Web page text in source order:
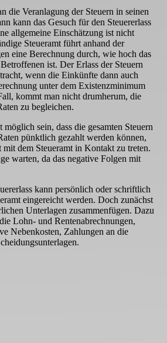
die Veranlagung der Steuern in seinen
kann das Gesuch für den Steuererlass
allgemeine Einschätzung ist nicht
Steueramt führt anhand der
eine Berechnung durch, wie hoch das
ist. Der Erlass der Steuern
wenn die Einkünfte dann auch
unter dem Existenzminimum
kommt man nicht drumherum, die
zu begleichen.
möglich sein, dass die gesamten Steuern
pünktlich gezahlt werden können,
dem Steueramt in Kontakt zu treten.
warten, da das negative Folgen mit
kann persönlich oder schriftlich
eingereicht werden. Doch zunächst
Unterlagen zusammenfügen. Dazu
Lohn- und Rentenabrechnungen,
Nebenkosten, Zahlungen an die